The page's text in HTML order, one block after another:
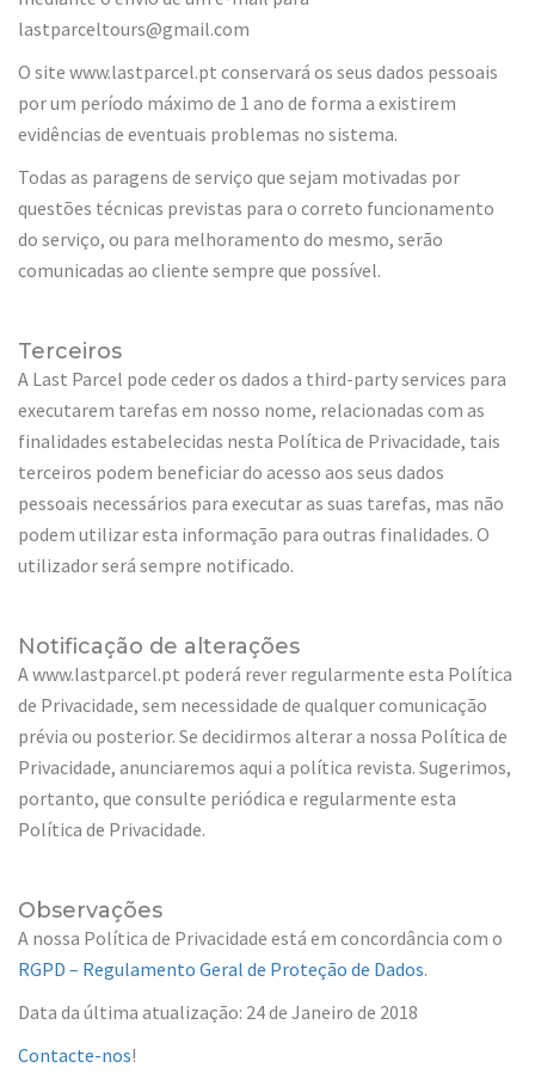
lastparceltours@gmail.com
O site www.lastparcel.pt conservará os seus dados pessoais
por um período máximo de 1 ano de forma a existirem
evidências de eventuais problemas no sistema.
Todas as paragens de serviço que sejam motivadas por
questões técnicas previstas para o correto funcionamento
do serviço, ou para melhoramento do mesmo, serão
comunicadas ao cliente sempre que possível.
Terceiros
A Last Parcel pode ceder os dados a third-party services para
executarem tarefas em nosso nome, relacionadas com as
finalidades estabelecidas nesta Política de Privacidade, tais
terceiros podem beneficiar do acesso aos seus dados
pessoais necessários para executar as suas tarefas, mas não
podem utilizar esta informação para outras finalidades. O
utilizador será sempre notificado.
Notificação de alterações
A www.lastparcel.pt poderá rever regularmente esta Política
de Privacidade, sem necessidade de qualquer comunicação
prévia ou posterior. Se decidirmos alterar a nossa Política de
Privacidade, anunciaremos aqui a política revista. Sugerimos,
portanto, que consulte periódica e regularmente esta
Política de Privacidade.
Observações
A nossa Política de Privacidade está em concordância com o
RGPD – Regulamento Geral de Proteção de Dados.
Data da última atualização: 24 de Janeiro de 2018
Contacte-nos!